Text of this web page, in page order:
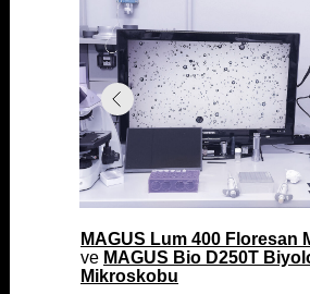
MAGUS Lum 400 Floresan
ve MAGUS Bio D250T
Mikroskobu
MAGUS Lum 400 Floresan
ve MAGUS Bio D250T
Mikroskobu